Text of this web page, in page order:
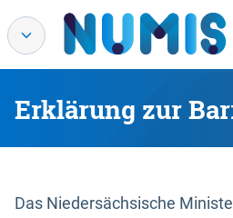
Erklärung zur
Das Niedersächsische